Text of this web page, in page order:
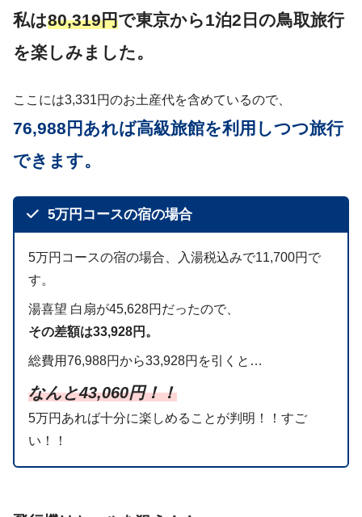
私は80,319円で東京から1泊2日の鳥取旅行
を楽しみました。
ここには3,331円のお土産代を含めているので、
76,988円あれば高級旅館を利用しつつ旅行
できます。
5万円コースの宿の場合
5万円コースの宿の場合、入湯税込みで11,700円で
す。
湯喜望 白扇が45,628円だったので、
その差額は33,928円。
総費用76,988円から33,928円を引くと…
なんと43,060円！！
5万円あれば十分に楽しめることが判明！！すご
い！！